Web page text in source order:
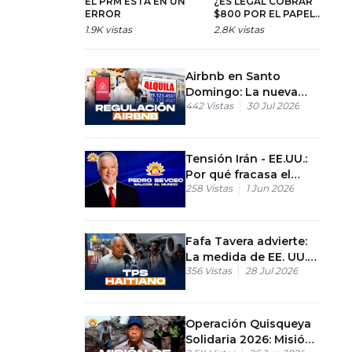
ERROR
1.9K vistas
$800 POR EL PAPEL
DE BUENA
2.8K vistas
Airbnb en Santo
Domingo: La nueva
propuesta de ley e
442 Vistas 30 Jul 2026
Tensión Irán - EE.UU.:
Por qué fracasa el
cese al fuego hoy
258 Vistas 1 Jun 2026
Fafa Tavera advierte:
La medida de EE. UU.
desestabilizará
356 Vistas 28 Jul 2026
Operación Quisqueya
Solidaria 2026: Misión